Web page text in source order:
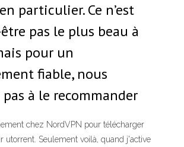
particulier. Ce n’est
pas le plus beau à
pour un
fiable, nous
pas à le recommander
chez NordVPN pour télécharger
utorrent. Seulement voilà, quand j'active